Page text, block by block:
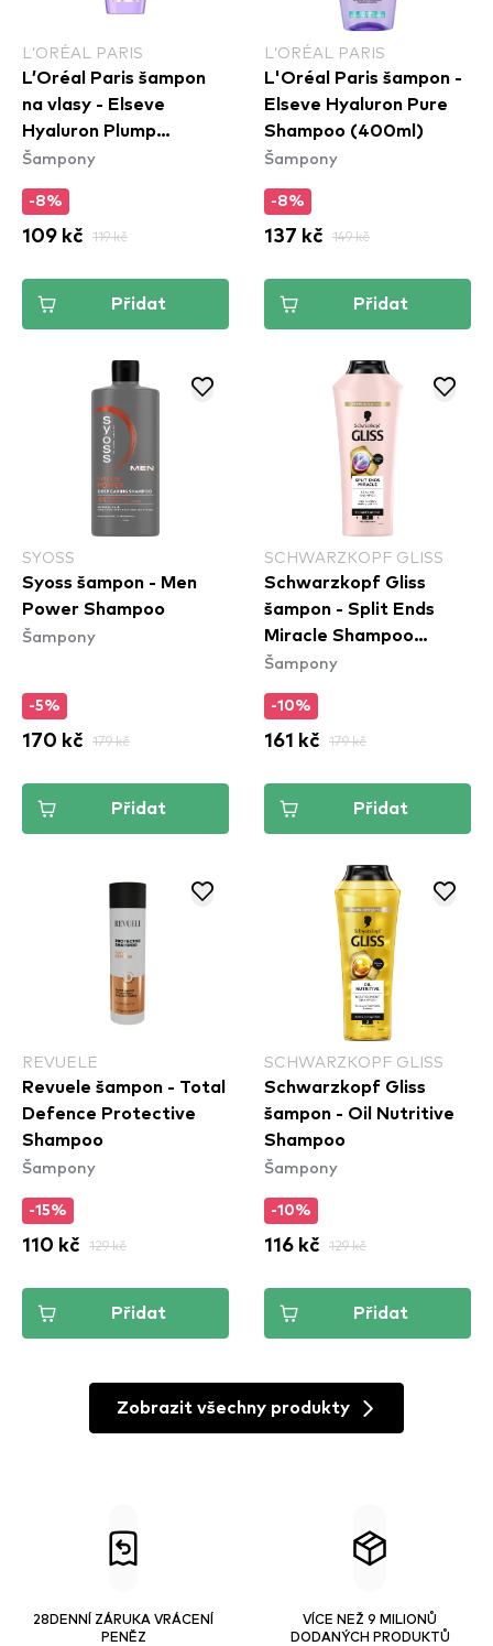
L’ORÉAL PARIS
L’Oréal Paris šampon
na vlasy - Elseve
Hyaluron Plump
Shampoo
Šampony
-8%
109 kč 119 kč
Přidat
L’ORÉAL PARIS
L'Oréal Paris šampon -
Elseve Hyaluron Pure
Shampoo (400ml)
Šampony
-8%
137 kč 149 kč
Přidat
SYOSS
Syoss šampon - Men
Power Shampoo
Šampony
-5%
170 kč 179 kč
Přidat
SCHWARZKOPF GLISS
Schwarzkopf Gliss
šampon - Split Ends
Miracle Shampoo
(400ml)
Šampony
-10%
161 kč 179 kč
Přidat
REVUELE
Revuele šampon - Total
Defence Protective
Shampoo
Šampony
-15%
110 kč 129 kč
Přidat
SCHWARZKOPF GLISS
Schwarzkopf Gliss
šampon - Oil Nutritive
Shampoo
Šampony
-10%
116 kč 129 kč
Přidat
Zobrazit všechny produkty
28DENNÍ ZÁRUKA VRÁCENÍ
PENĚZ
VÍCE NEŽ 9 MILIONŮ
DODANÝCH PRODUKTŮ